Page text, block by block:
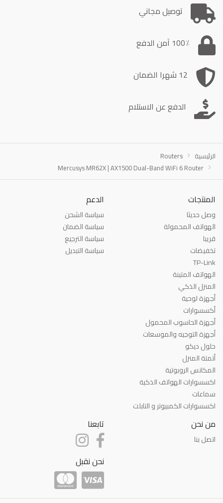
توصيل مجاني
100٪ آمن الدفع
12 شهرا الضمان
الدفع عن الاستلام
الرئيسية
Routers
Mercusys MR62X | AX1500 Dual-Band WiFi 6 Router
المنتجات
وصل حديثا
الهواتف المحمولة
قريبا
تخفيضات
TP-Link
الهواتف المتينة
المنزل الذكي
أجهزة لوحية
أكسسوارات
أجهزة الحاسوب المحمول
أجهزة التوجيه والموسعات
حلول ديكو
أتمتة المنزل
المكانس الروبوتية
اكسسوارات الهواتف الذكية
سماعات
اكسسوارات الكمبيوتر و التابلت
الدعم
سياسة الشحن
سياسة الضمان
سياسة الترجيع
سياسة التبديل
من نحن
اتصل بنا
تابعنا
نحن نقبل